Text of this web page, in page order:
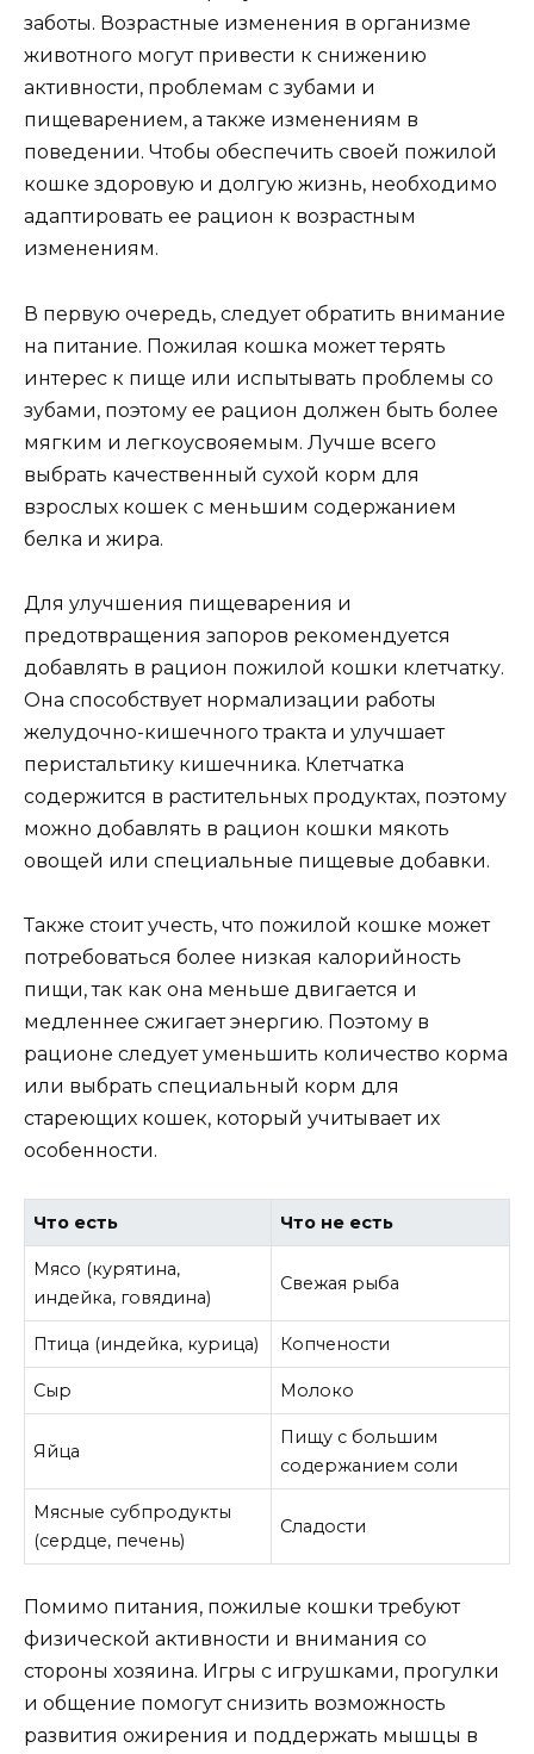
заботы. Возрастные изменения в организме
животного могут привести к снижению
активности, проблемам с зубами и
пищеварением, а также изменениям в
поведении. Чтобы обеспечить своей пожилой
кошке здоровую и долгую жизнь, необходимо
адаптировать ее рацион к возрастным
изменениям.
В первую очередь, следует обратить внимание
на питание. Пожилая кошка может терять
интерес к пище или испытывать проблемы со
зубами, поэтому ее рацион должен быть более
мягким и легкоусвояемым. Лучше всего
выбрать качественный сухой корм для
взрослых кошек с меньшим содержанием
белка и жира.
Для улучшения пищеварения и
предотвращения запоров рекомендуется
добавлять в рацион пожилой кошки клетчатку.
Она способствует нормализации работы
желудочно-кишечного тракта и улучшает
перистальтику кишечника. Клетчатка
содержится в растительных продуктах, поэтому
можно добавлять в рацион кошки мякоть
овощей или специальные пищевые добавки.
Также стоит учесть, что пожилой кошке может
потребоваться более низкая калорийность
пищи, так как она меньше двигается и
медленнее сжигает энергию. Поэтому в
рационе следует уменьшить количество корма
или выбрать специальный корм для
стареющих кошек, который учитывает их
особенности.
Что есть Что не есть
Мясо (курятина,
индейка, говядина)
Свежая рыба
Птица (индейка, курица) Копчености
Сыр Молоко
Яйца
Пищу с большим
содержанием соли
Мясные субпродукты
(сердце, печень)
Сладости
Помимо питания, пожилые кошки требуют
физической активности и внимания со
стороны хозяина. Игры с игрушками, прогулки
и общение помогут снизить возможность
развития ожирения и поддержать мышцы в